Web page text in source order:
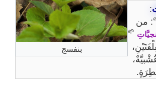
بنفسج
:
: من
🌱